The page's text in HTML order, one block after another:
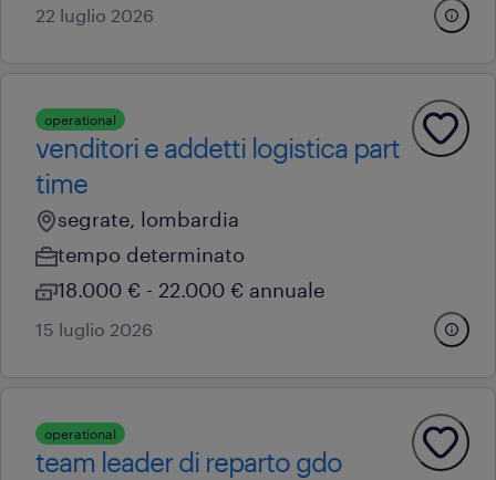
22 luglio 2026
operational
venditori e addetti logistica part
time
segrate, lombardia
tempo determinato
18.000 € - 22.000 € annuale
15 luglio 2026
operational
team leader di reparto gdo